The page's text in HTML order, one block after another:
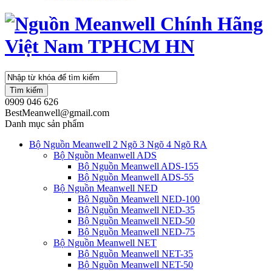
Tìm kiếm
0909 046 626
BestMeanwell@gmail.com
Danh mục sản phẩm
Bộ Nguồn Meanwell 2 Ngõ 3 Ngõ 4 Ngõ RA
Bộ Nguồn Meanwell ADS
Bộ Nguồn Meanwell ADS-155
Bộ Nguồn Meanwell ADS-55
Bộ Nguồn Meanwell NED
Bộ Nguồn Meanwell NED-100
Bộ Nguồn Meanwell NED-35
Bộ Nguồn Meanwell NED-50
Bộ Nguồn Meanwell NED-75
Bộ Nguồn Meanwell NET
Bộ Nguồn Meanwell NET-35
Bộ Nguồn Meanwell NET-50